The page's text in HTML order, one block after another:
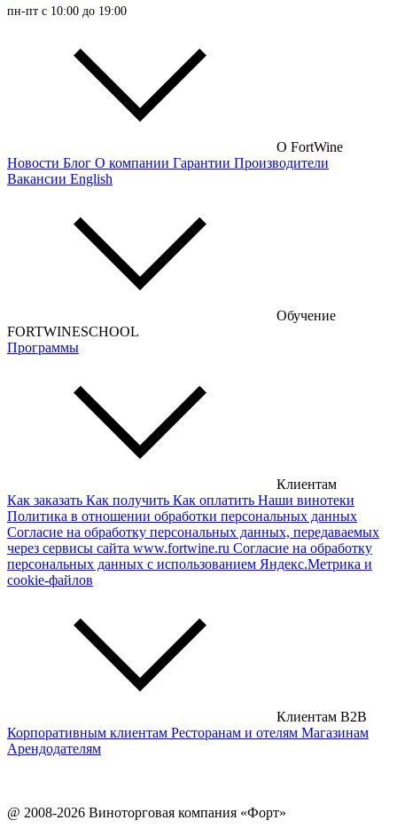
Испанские вина
Немецкие вина
Австрийские вина
Чилийские вина
Португальские вина
Аргентинские вина
Армянские вина
Американские вина
Грузинские вина
Сирийские вина
пн-пт с 10:00 до 19:00
О FortWine
Новости Блог О компании Гарантии Производители
Вакансии English
Обучение
FORTWINESCHOOL
Программы
Клиентам
Как заказать Как получить Как оплатить Наши винотеки
Политика в отношении обработки персональных данных
Согласие на обработку персональных данных, передаваемых
через сервисы сайта www.fortwine.ru Согласие на обработку
персональных данных с использованием Яндекс.Метрика и
cookie-файлов
Клиентам B2B
Корпоративным клиентам Ресторанам и отелям Магазинам
Арендодателям
@ 2008-2026 Виноторговая компания «Форт»